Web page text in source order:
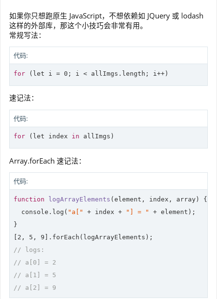
如果你只想跑原生 JavaScript，不想依赖如 JQuery 或 lodash
这样的外部库，那这个小技巧会非常有用。
常规写法：
代码:
for ( let i = 0; i < allImgs.length; i++)
速记法：
代码:
for ( let index in allImgs)
Array.forEach 速记法：
代码:
function logArrayElements ( element, index, array ) {
console .log( "a[" + index + "] = "
+ element);
}
2 , 5 , 9
// logs:
// a[0] = 2
// a[1] = 5
// a[2] = 9